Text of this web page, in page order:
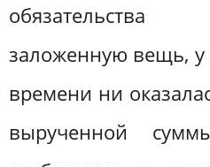
заложенную вещь, у
времени ни
вырученной